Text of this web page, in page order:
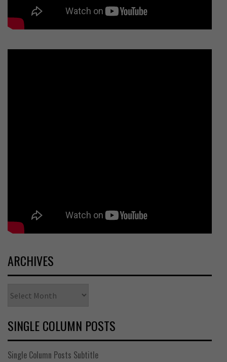
ARCHIVES
SINGLE COLUMN POSTS
Single Column Posts Subtitle